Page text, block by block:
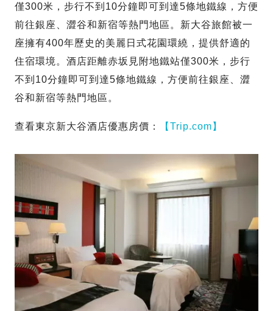
僅300米，步行不到10分鐘即可到達5條地鐵線，方便
前往銀座、澀谷和新宿等熱門地區。新大谷旅館被一
座擁有400年歷史的美麗日式花園環繞，提供舒適的
住宿環境。酒店距離赤坂見附地鐵站僅300米，步行
不到10分鐘即可到達5條地鐵線，方便前往銀座、澀
谷和新宿等熱門地區。
查看東京新大谷酒店優惠房價： 【Trip.com】